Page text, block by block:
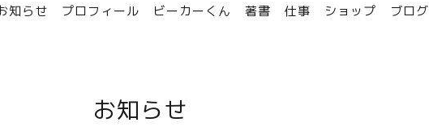
知らせ プロフィール ビーカーくん 著書 仕事 ショップ ブログ
お知らせ